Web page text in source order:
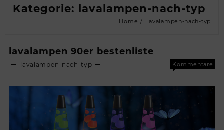
Kategorie: lavalampen-nach-typ
Home lavalampen-nach-typ
lavalampen 90er bestenliste
lavalampen-nach-typ
Kommentare